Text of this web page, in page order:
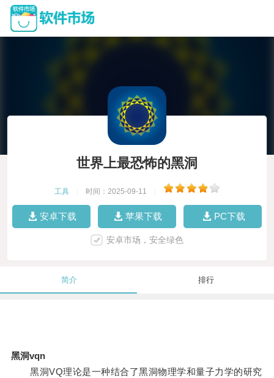
世界上最恐怖的黑洞
工具 时间：2025-09-11
安卓下载 苹果下载 PC下载
安卓市场，安全绿色
简介 排行
黑洞vqn
黑洞VQ理论是一种结合了黑洞物理学和量子力学的研究